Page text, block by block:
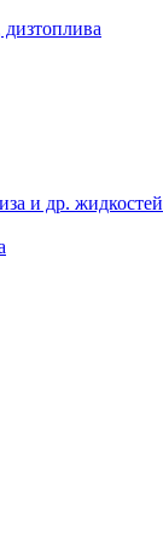
и др. жидкостей